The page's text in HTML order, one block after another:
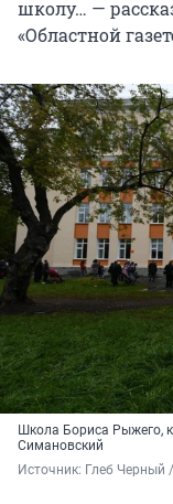
Они
Как первые
Пусть
А женщина,
Альбом
Она откроет
Где лица
Где живы мы,
Земная
школу… —
«Областной
Школа Бориса Рыжего,
Симановский
Источник: Глеб Черный /